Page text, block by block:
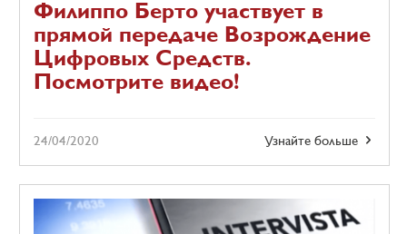
Филиппо Берто участвует в
прямой передаче Возрождение
Цифровых Средств.
Посмотрите видео!
Узнайте больше
24/04/2020